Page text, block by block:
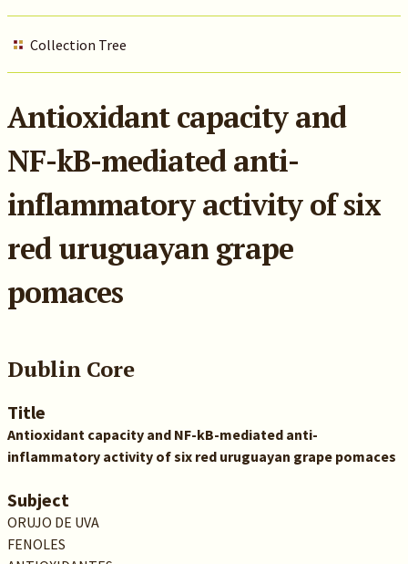
Collection Tree
Antioxidant capacity and
NF-kB-mediated anti-
inflammatory activity of six
red uruguayan grape
pomaces
Dublin Core
Title
Antioxidant capacity and NF-kB-mediated anti-
inflammatory activity of six red uruguayan grape pomaces
Subject
ORUJO DE UVA
FENOLES